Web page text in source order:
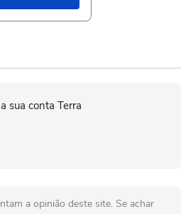
sua conta Terra
a opinião deste site. Se achar